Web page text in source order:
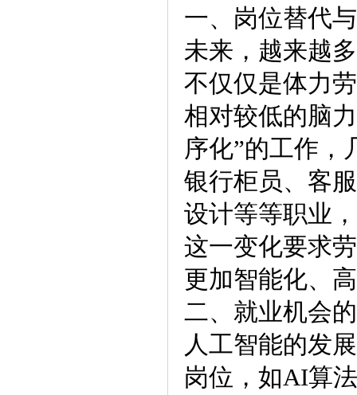
一、岗位替代
未来，越来越
不仅仅是体力
相对较低的脑
序化”的工作，
银行柜员、客
设计等等职业
这一变化要求
更加智能化、
二、就业机会
人工智能的发
岗位，如AI算